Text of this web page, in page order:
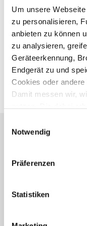
Um unsere
zu personalisieren,
anbieten zu können
zu analysieren,
Geräteerkennung,
Endgerät zu und
Cookies oder
Damit messen wir,
Werbung und
mehreren
je nach unseren
können. Indem Sie
und
Notwendig
Präferenzen
Statistiken
Leiterin
Zur
Das